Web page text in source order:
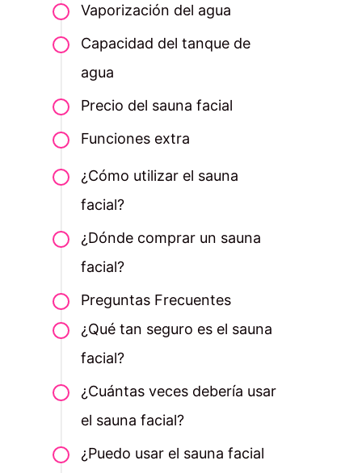
Vaporización del agua
Capacidad del tanque de
agua
Precio del sauna facial
Funciones extra
¿Cómo utilizar el sauna
facial?
¿Dónde comprar un sauna
facial?
Preguntas Frecuentes
¿Qué tan seguro es el sauna
facial?
¿Cuántas veces debería usar
el sauna facial?
¿Puedo usar el sauna facial